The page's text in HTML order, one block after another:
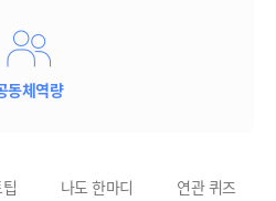
동체역량
나도 한마디 연관 퀴즈